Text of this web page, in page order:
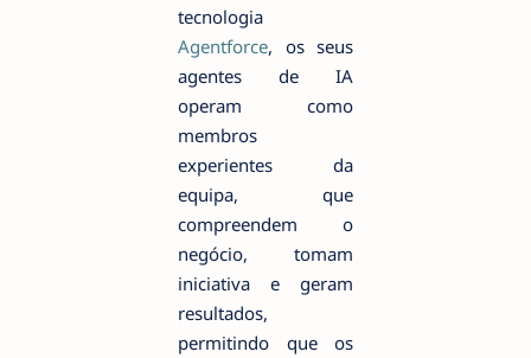
tecnologia
Agentforce, os seus
agentes de IA
operam como
membros
experientes da
equipa, que
compreendem o
negócio, tomam
iniciativa e geram
resultados,
permitindo que os